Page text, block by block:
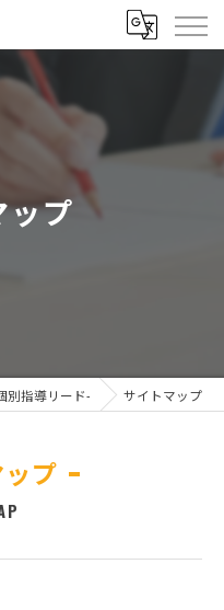
ップ
別指導リード- サイトマップ
プ